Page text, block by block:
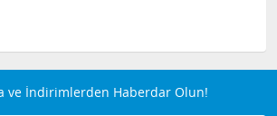
ve İndirimlerden Haberdar Olun!